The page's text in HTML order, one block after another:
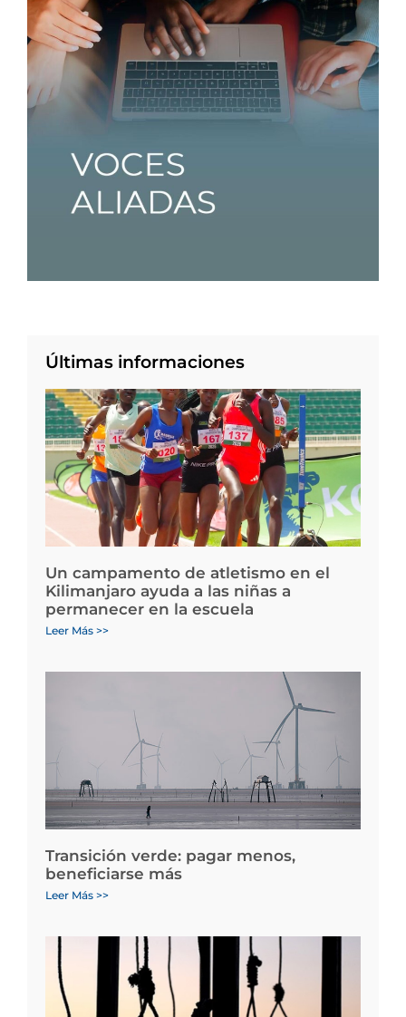
Últimas informaciones
Un campamento de atletismo en el
Kilimanjaro ayuda a las niñas a
permanecer en la escuela
Leer Más >>
Transición verde: pagar menos,
beneficiarse más
Leer Más >>